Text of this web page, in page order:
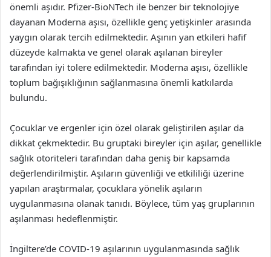
önemli aşıdır. Pfizer-BioNTech ile benzer bir teknolojiye
dayanan Moderna aşısı, özellikle genç yetişkinler arasında
yaygın olarak tercih edilmektedir. Aşının yan etkileri hafif
düzeyde kalmakta ve genel olarak aşılanan bireyler
tarafından iyi tolere edilmektedir. Moderna aşısı, özellikle
toplum bağışıklığının sağlanmasına önemli katkılarda
bulundu.
Çocuklar ve ergenler için özel olarak geliştirilen aşılar da
dikkat çekmektedir. Bu gruptaki bireyler için aşılar, genellikle
sağlık otoriteleri tarafından daha geniş bir kapsamda
değerlendirilmiştir. Aşıların güvenliği ve etkililiği üzerine
yapılan araştırmalar, çocuklara yönelik aşıların
uygulanmasına olanak tanıdı. Böylece, tüm yaş gruplarının
aşılanması hedeflenmiştir.
İngiltere’de COVID-19 aşılarının uygulanmasında sağlık